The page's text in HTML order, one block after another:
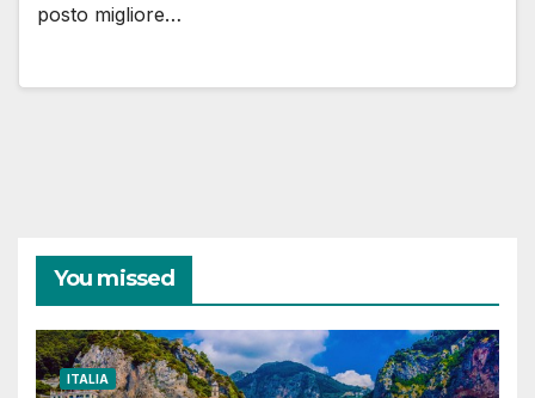
posto migliore…
You missed
ITALIA